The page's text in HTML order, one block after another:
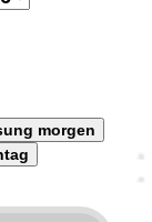
morgen